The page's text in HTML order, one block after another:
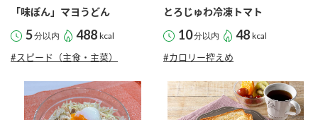
「味ぽん」マヨうどん
5分以内 488 kcal
#スピード（主食・主菜）
とろじゅわ冷凍トマト
10分以内 48 kcal
#カロリー控えめ